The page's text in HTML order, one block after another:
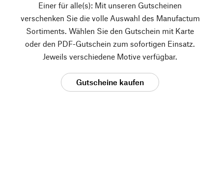
Einer für alle(s): Mit unseren Gutscheinen
verschenken Sie die volle Auswahl des Manufactum
Sortiments. Wählen Sie den Gutschein mit Karte
oder den PDF-Gutschein zum sofortigen Einsatz.
Jeweils verschiedene Motive verfügbar.
Gutscheine kaufen